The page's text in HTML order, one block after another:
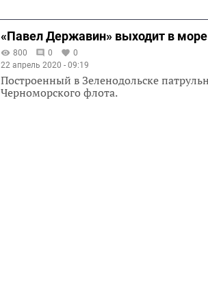
«Павел Державин» выходит в море
800 0
0
22 апрель 2020 - 09:19
Построенный в Зеленодольске
Черноморского флота.